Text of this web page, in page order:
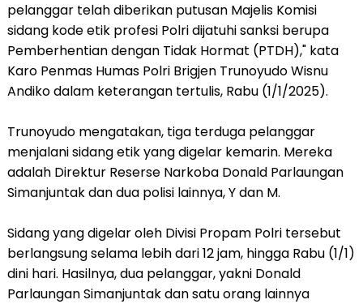
pelanggar telah diberikan putusan Majelis Komisi
sidang kode etik profesi Polri dijatuhi sanksi berupa
Pemberhentian dengan Tidak Hormat (PTDH)," kata
Karo Penmas Humas Polri Brigjen Trunoyudo Wisnu
Andiko dalam keterangan tertulis, Rabu (1/1/2025).
Trunoyudo mengatakan, tiga terduga pelanggar
menjalani sidang etik yang digelar kemarin. Mereka
adalah Direktur Reserse Narkoba Donald Parlaungan
Simanjuntak dan dua polisi lainnya, Y dan M.
Sidang yang digelar oleh Divisi Propam Polri tersebut
berlangsung selama lebih dari 12 jam, hingga Rabu (1/1)
dini hari. Hasilnya, dua pelanggar, yakni Donald
Parlaungan Simanjuntak dan satu orang lainnya